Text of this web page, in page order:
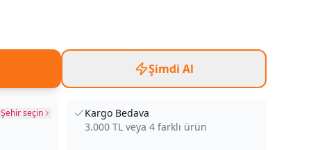
Şimdi Al
Şehir seçin
Kargo Bedava
3.000 TL veya 4 farklı ürün